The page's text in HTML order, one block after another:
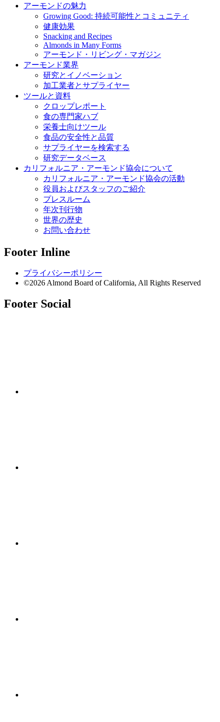
アーモンドの魅力
Growing Good: 持続可能性とコミュニティ
健康効果
Snacking and Recipes
Almonds in Many Forms
アーモンド・リビング・マガジン
アーモンド業界
研究とイノベーション
加工業者とサプライヤー
ツールと資料
クロップレポート
食の専門家ハブ
栄養士向けツール
食品の安全性と品質
サプライヤーを検索する
研究データベース
カリフォルニア・アーモンド協会について
カリフォルニア・アーモンド協会の活動
役員およびスタッフのご紹介
プレスルーム
年次刊行物
世界の歴史
お問い合わせ
Footer Inline
プライバシーポリシー
©2026 Almond Board of California, All Rights Reserved
Footer Social